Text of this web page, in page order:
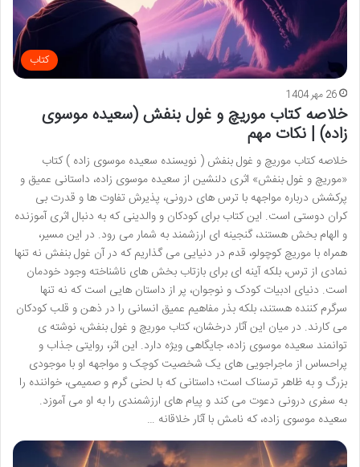
کتاب
26 مهر 1404
خلاصه کتاب موریچ و غول بنفش (سعیده موسوی
زاده) | نکات مهم
خلاصه کتاب موریچ و غول بنفش ( نویسنده سعیده موسوی زاده ) کتاب
«موریچ و غول بنفش» اثری دلنشین از سعیده موسوی زاده، داستانی عمیق و
پرکشش درباره مواجهه با ترس های درونی، پذیرش تفاوت ها و قدرت بی
کران دوستی است. این کتاب برای کودکان و والدینی که به دنبال اثری آموزنده
و الهام بخش هستند، گنجینه ای ارزشمند به شمار می رود. در این مسیر،
همراه با موریچ کوچولو، قدم در دنیایی می گذاریم که در آن غول بنفش نه تنها
نمادی از ترس، بلکه آینه ای برای بازتاب بخش های ناشناخته وجود خودمان
است. دنیای ادبیات کودک و نوجوان، پر از داستان هایی است که نه تنها
سرگرم کننده هستند، بلکه بذر مفاهیم عمیق انسانی را در ذهن و قلب کودکان
می کارند. در میان این آثار درخشان، کتاب موریچ و غول بنفش، نوشته ی
توانمند سعیده موسوی زاده، جایگاهی ویژه دارد. این اثر، روایتی جذاب و
پراحساس از ماجراجویی های یک شخصیت کوچک و مواجهه او با موجودی
بزرگ و به ظاهر ترسناک است؛ داستانی که با لحنی گرم و صمیمی، خواننده را
به سفری درونی دعوت می کند و پیام های ارزشمندی را به او می آموزد.
سعیده موسوی زاده، که نامش با آثار خلاقانه …